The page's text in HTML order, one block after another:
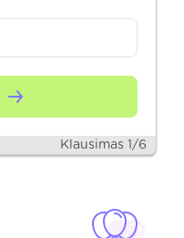
Klausimas 1/6